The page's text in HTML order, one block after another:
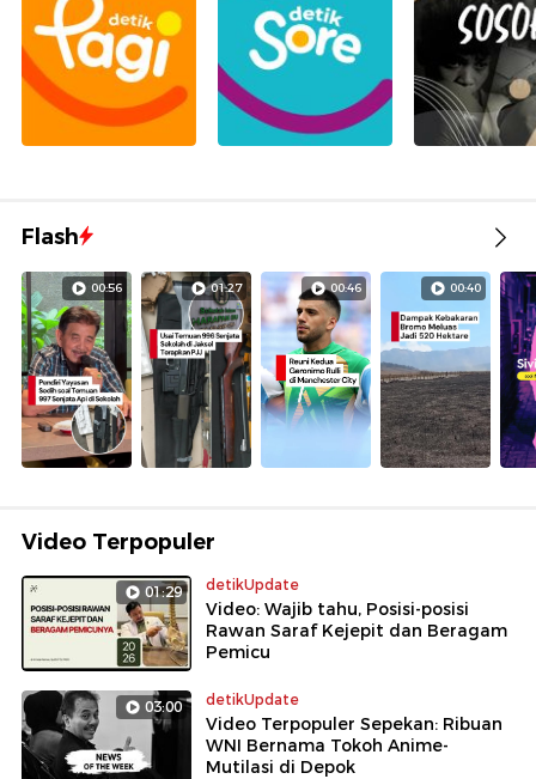
Flash
00:56 01:27 00:46 00:40
Video Terpopuler
01:29 detikUpdate
Video: Wajib tahu, Posisi-posisi
Rawan Saraf Kejepit dan Beragam
Pemicu
03:00 detikUpdate
Video Terpopuler Sepekan: Ribuan
WNI Bernama Tokoh Anime-
Mutilasi di Depok